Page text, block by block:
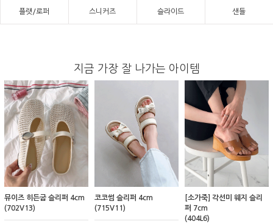
플랫/로퍼 스니커즈 슬라이드 샌들
지금 가장 잘 나가는 아이템
뮤이즈 히든굽 슬리퍼 4cm
(702V13)
코코썸 슬리퍼 4cm
(715V11)
[소가죽] 각선미 웨지 슬리
퍼 7cm
(404L6)